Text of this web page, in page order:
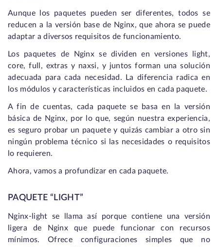
Aunque los paquetes pueden ser diferentes, todos se
reducen a la versión base de Nginx, que ahora se puede
adaptar a diversos requisitos de funcionamiento.
Los paquetes de Nginx se dividen en versiones light,
core, full, extras y naxsi, y juntos forman una solución
adecuada para cada necesidad. La diferencia radica en
los módulos y características incluidos en cada paquete.
A fin de cuentas, cada paquete se basa en la versión
básica de Nginx, por lo que, según nuestra experiencia,
es seguro probar un paquete y quizás cambiar a otro sin
ningún problema técnico si las necesidades o requisitos
lo requieren.
Ahora, vamos a profundizar en cada paquete.
PAQUETE “LIGHT”
Nginx-light se llama así porque contiene una versión
ligera de Nginx que puede funcionar con recursos
mínimos. Ofrece configuraciones simples que no